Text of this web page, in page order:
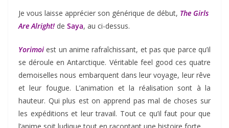
Je vous laisse apprécier son générique de début, The Girls
Are Alright! de Saya, au ci-dessus.
Yorimoiest un anime rafraîchissant, et pas que parce qu’il
se déroule en Antarctique. Véritable feel good ces quatre
demoiselles nous embarquent dans leur voyage, leur rêve
et leur fougue. L’animation et la réalisation sont à la
hauteur. Qui plus est on apprend pas mal de choses sur
les expéditions et leur travail. Tout ce qu’il faut pour que